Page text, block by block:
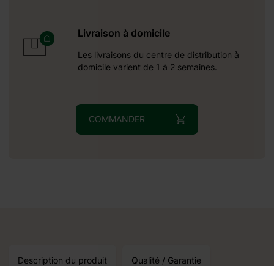
Livraison à domicile
Les livraisons du centre de distribution à
domicile varient de 1 à 2 semaines.
COMMANDER
Description du produit Qualité / Garantie